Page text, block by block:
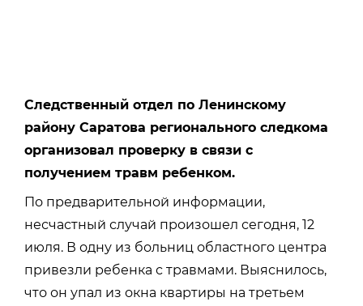
Следственный отдел по Ленинскому
району Саратова регионального следкома
организовал проверку в связи с
получением травм ребенком.
По предварительной информации,
несчастный случай произошел сегодня, 12
июля. В одну из больниц областного центра
привезли ребенка с травмами. Выяснилось,
что он упал из окна квартиры на третьем